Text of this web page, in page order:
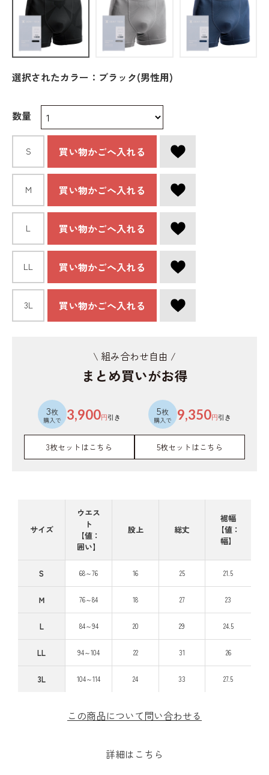
\ 組み合わせ自由 /
まとめ買いがお得
3枚
購入で 3,900円引き 5枚
購入で 9,350円引き
3枚セットはこちら 5枚セットはこちら
サイズ
ウエス
ト
【値：
囲い】
股上 総丈
裾幅
【値：
幅】
S 68～76 16 25 21.5
Ｍ 76～84 18 27 23
L 84～94 20 29 24.5
LL 94～104 22 31 26
3L 104～114 24 33 27.5
選択されたカラー：ブラック(男性用)
数量
S 買い物かごへ入れる
Ｍ 買い物かごへ入れる
L 買い物かごへ入れる
LL 買い物かごへ入れる
3L 買い物かごへ入れる
この商品について問い合わせる
詳細はこちら